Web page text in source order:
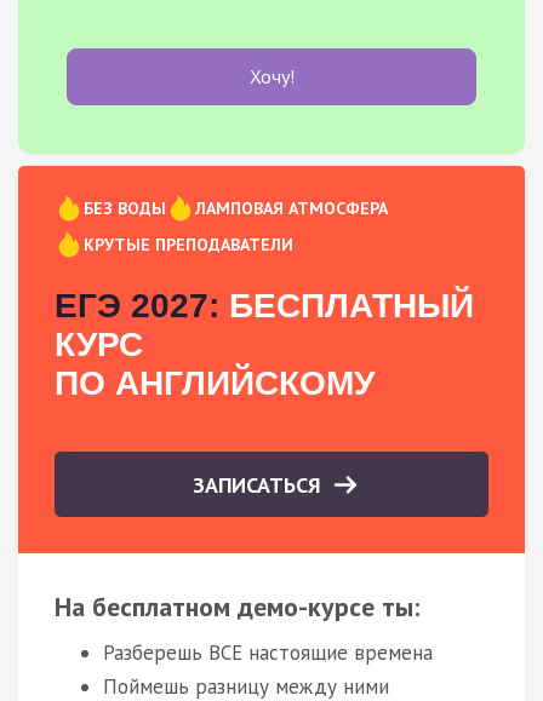
Хочу!
БЕЗ ВОДЫ
ЛАМПОВАЯ АТМОСФЕРА
КРУТЫЕ ПРЕПОДАВАТЕЛИ
ЕГЭ 2027: БЕСПЛАТНЫЙ
КУРС
ПО АНГЛИЙСКОМУ
ЗАПИСАТЬСЯ
На бесплатном демо-курсе ты:
Разберешь ВСЕ настоящие времена
Поймешь разницу между ними